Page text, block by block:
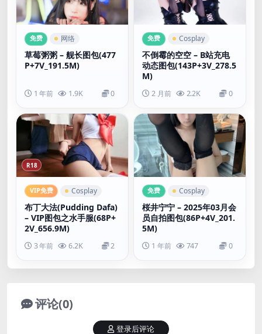
免费 网络
草莓粥粥 – 舰长图包(477
P+7V_191.5M)
1 年前 1.9K 0
免费 Cosplay
不倒霉的空空 – B站充电
动态图包(143P+3V_278.5
M)
2 月前 2.2K 0
R18
VIP免费 Cosplay
布丁大法(Pudding Dafa)
– VIP图包之水手服(68P+
2V_656.9M)
3 年前 6.2K 2
免费 Cosplay
桜井宁宁 – 2025年03月会
员自拍图包(86P+4V_201.
5M)
1 年前 747 0
评论(0)
登录后评论